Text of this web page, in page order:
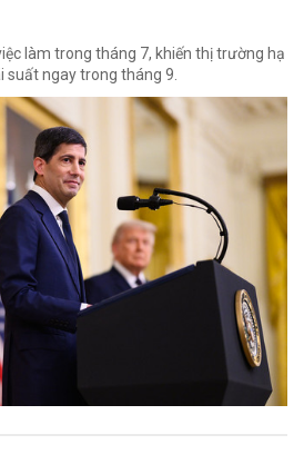
làm trong tháng 7, khiến thị trường hạ
suất ngay trong tháng 9.